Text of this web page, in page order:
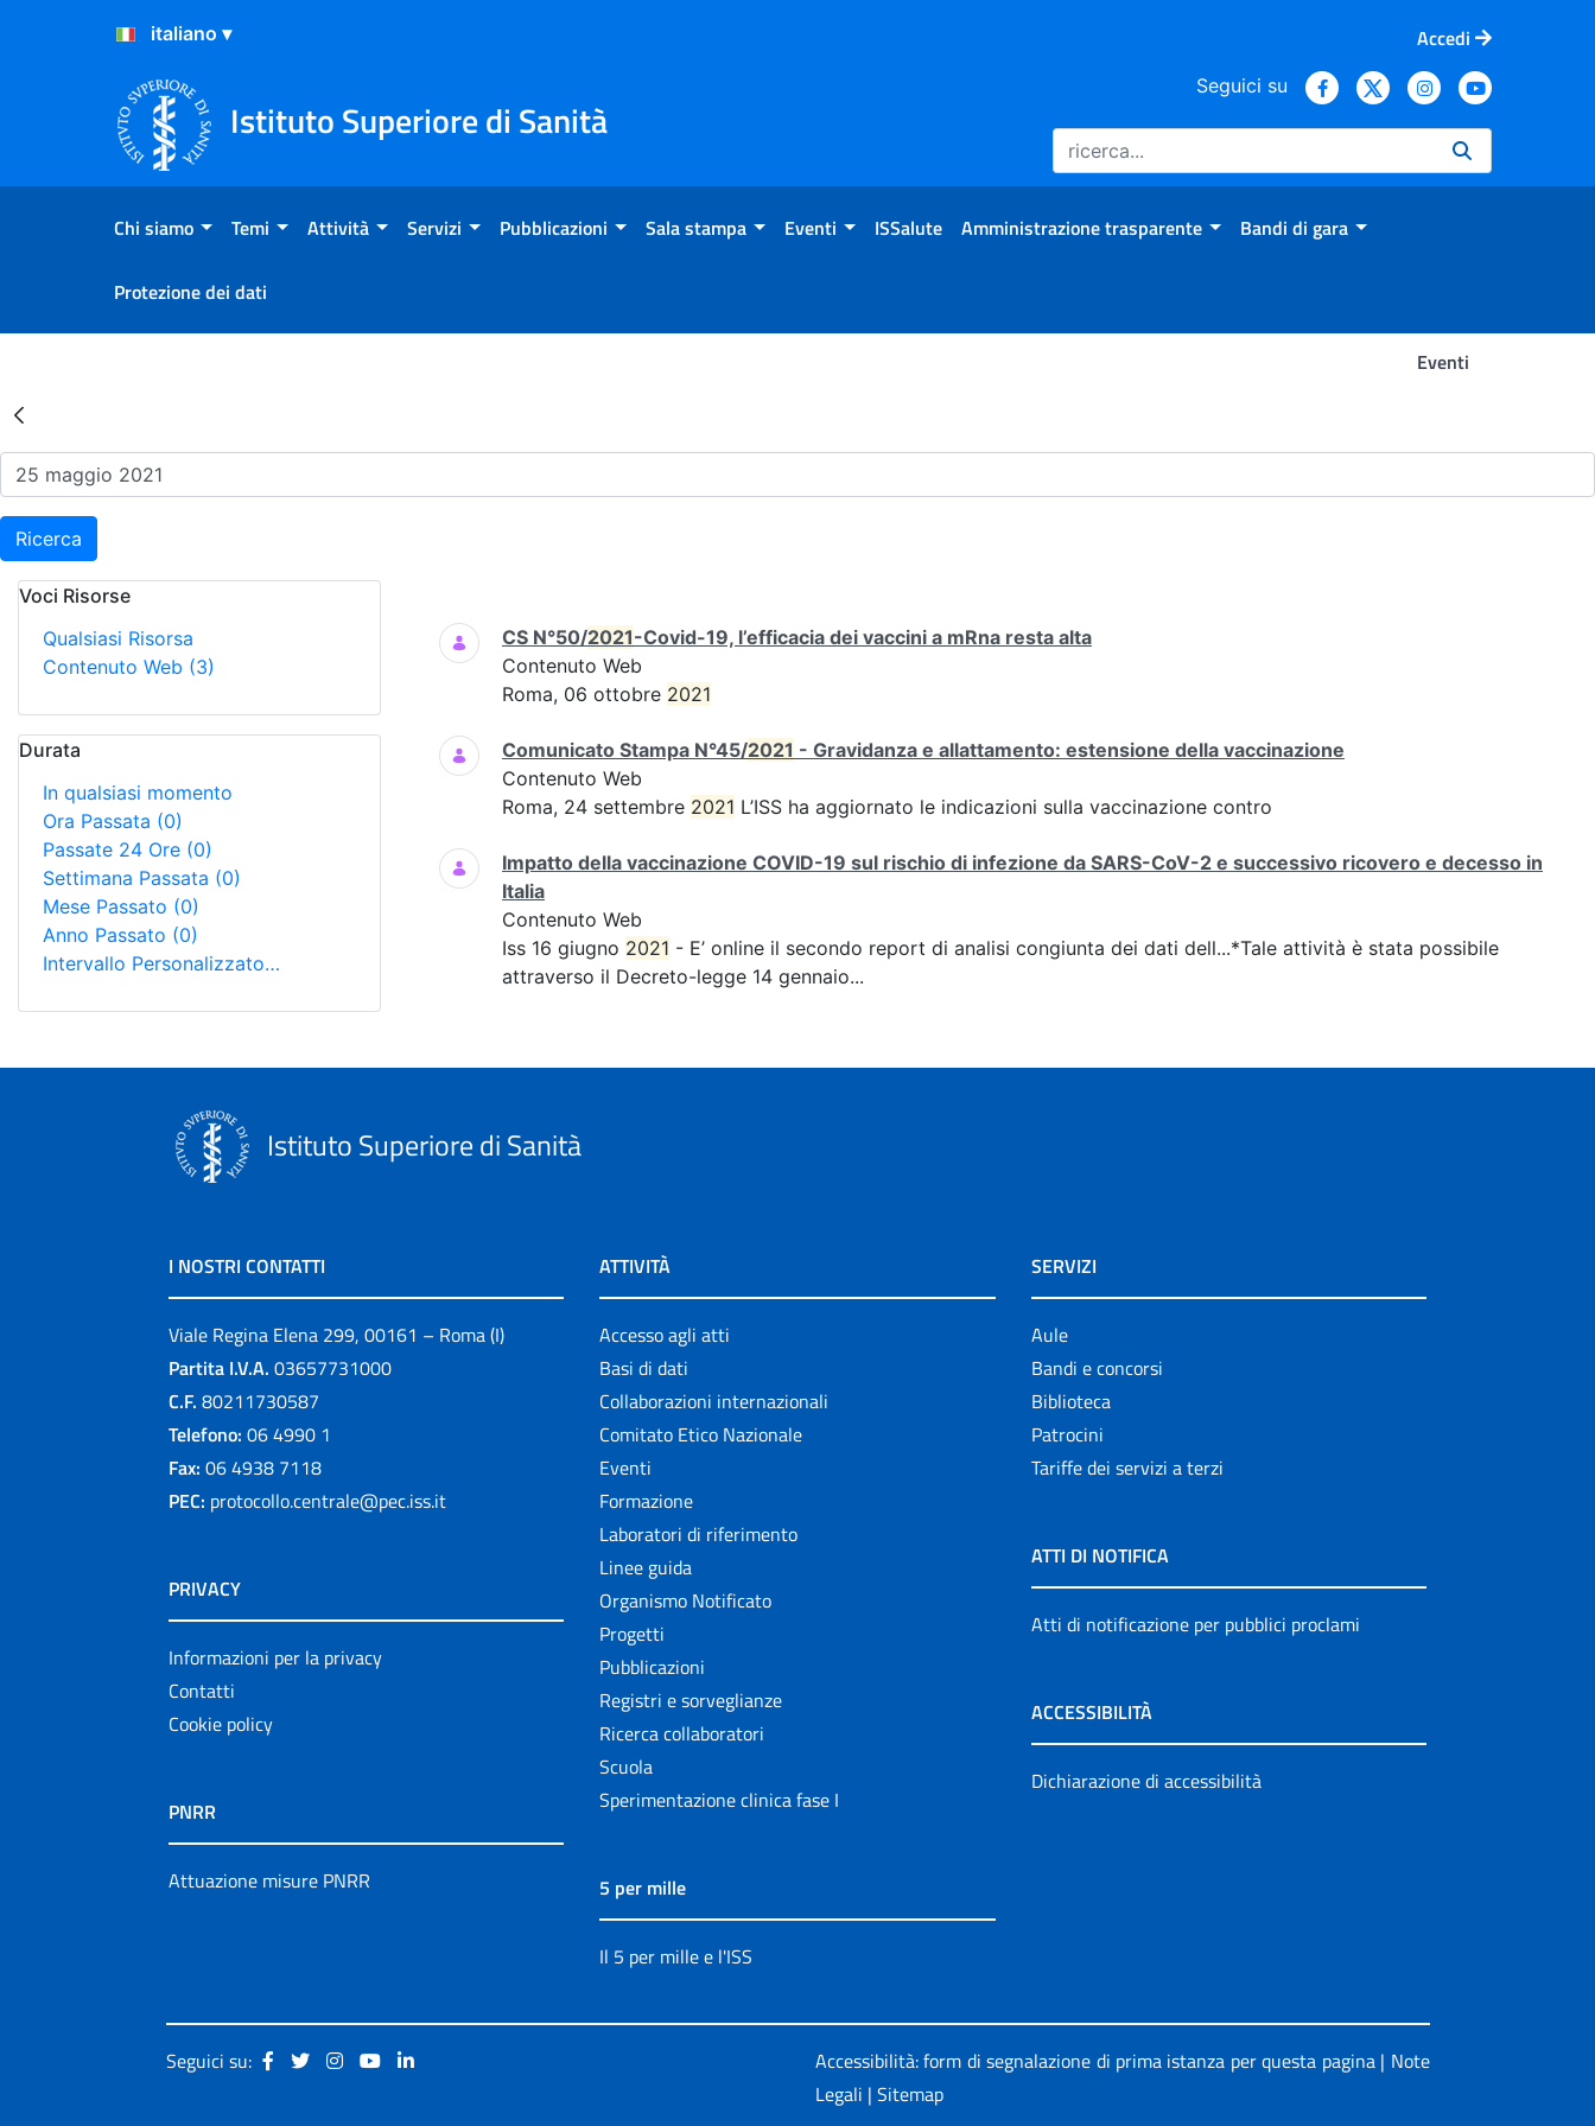
Salta al Contenuto
Salta al Footer
Accedi
Istituto Superiore di Sanità
Seguici su
Chi siamo Temi Attività Servizi Pubblicazioni Sala stampa Eventi ISSalute Amministrazione trasparente Bandi di gara
Protezione dei dati
Eventi
Risultati della Ricerca - Eventi
Ricerca
Voci Risorse
Qualsiasi Risorsa
Contenuto Web (3)
Durata
In qualsiasi momento
Ora Passata (0)
Passate 24 Ore (0)
Settimana Passata (0)
Mese Passato (0)
Anno Passato (0)
Intervallo Personalizzato…
Ricerca
CS N°50/2021-Covid-19, l’efficacia dei vaccini a mRna resta alta
Contenuto Web
Roma, 06 ottobre 2021
Comunicato Stampa N°45/2021 - Gravidanza e allattamento: estensione della vaccinazione
Contenuto Web
Roma, 24 settembre 2021 L’ISS ha aggiornato le indicazioni sulla vaccinazione contro
Impatto della vaccinazione COVID-19 sul rischio di infezione da SARS-CoV-2 e successivo ricovero e decesso in
Italia
Contenuto Web
Iss 16 giugno 2021 - E’ online il secondo report di analisi congiunta dei dati dell...*Tale attività è stata possibile
attraverso il Decreto-legge 14 gennaio...
Istituto Superiore di Sanità
I NOSTRI CONTATTI
Viale Regina Elena 299, 00161 – Roma (I)
Partita I.V.A. 03657731000
C.F. 80211730587
Telefono: 06 4990 1
Fax: 06 4938 7118
PEC: protocollo.centrale@pec.iss.it
PRIVACY
Informazioni per la privacy
Contatti
Cookie policy
PNRR
Attuazione misure PNRR
ATTIVITÀ
Accesso agli atti
Basi di dati
Collaborazioni internazionali
Comitato Etico Nazionale
Eventi
Formazione
Laboratori di riferimento
Linee guida
Organismo Notificato
Progetti
Pubblicazioni
Registri e sorveglianze
Ricerca collaboratori
Scuola
Sperimentazione clinica fase I
5 per mille
Il 5 per mille e l'ISS
SERVIZI
Aule
Bandi e concorsi
Biblioteca
Patrocini
Tariffe dei servizi a terzi
ATTI DI NOTIFICA
Atti di notificazione per pubblici proclami
ACCESSIBILITÀ
Dichiarazione di accessibilità
Seguici su: Accessibilità: form di segnalazione di prima istanza per questa pagina| Note
Legali | Sitemap